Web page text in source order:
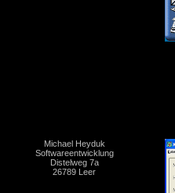
Michael Heyduk
Softwareentwicklung
Distelweg 7a
26789 Leer